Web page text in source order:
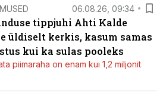
06.08.26, 09:34
tippjuhi Ahti Kalde
üldiselt kerkis, kasum samas
kui ka sulas pooleks
piimaraha on enam kui 1,2 miljonit